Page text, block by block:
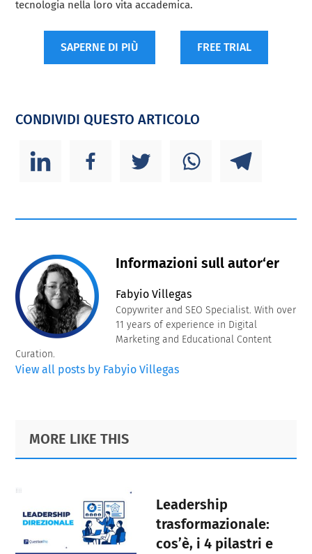
tecnologia nella loro vita accademica.
SAPERNE DI PIÙ FREE TRIAL
CONDIVIDI QUESTO ARTICOLO
Informazioni sull autor‘er
Fabyio Villegas
Copywriter and SEO Specialist. With over
11 years of experience in Digital
Marketing and Educational Content
Curation.
View all posts by Fabyio Villegas
Primary
Sidebar
Footer
MORE LIKE THIS
Leadership
trasformazionale:
cos’è, i 4 pilastri e